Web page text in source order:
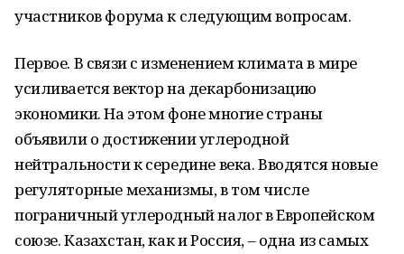
участников форума к следующим вопросам.
Первое. В связи с изменением климата в мире
усиливается вектор на декарбонизацию
экономики. На этом фоне многие страны
объявили о достижении углеродной
нейтральности к середине века. Вводятся новые
регуляторные механизмы, в том числе
пограничный углеродный налог в Европейском
союзе. Казахстан, как и Россия, – одна из самых